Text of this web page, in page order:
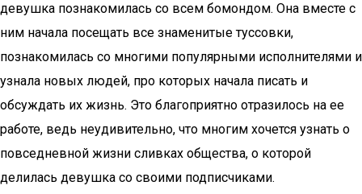
девушка познакомилась со всем бомондом. Она вместе с
ним начала посещать все знаменитые туссовки,
познакомилась со многими популярными исполнителями и
узнала новых людей, про которых начала писать и
обсуждать их жизнь. Это благоприятно отразилось на ее
работе, ведь неудивительно, что многим хочется узнать о
повседневной жизни сливках общества, о которой
делилась девушка со своими подписчиками.